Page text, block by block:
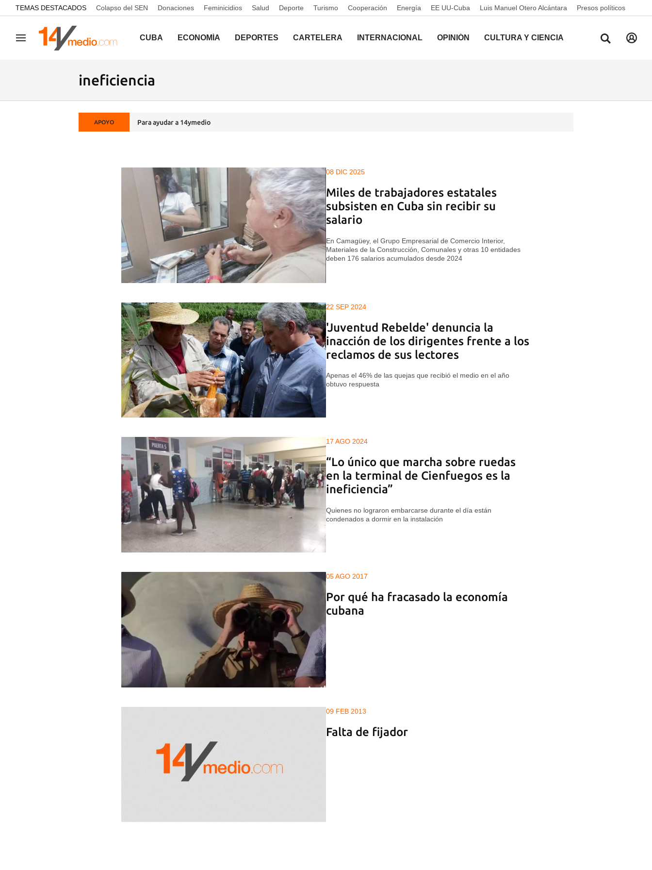
common.go-to-content
TEMAS DESTACADOS Colapso del SEN Donaciones Feminicidios Salud Deporte Turismo Cooperación Energía EE UU-Cuba Luis Manuel Otero Alcántara Presos políticos
Navegación CUBA ECONOMÍA DEPORTES CARTELERA INTERNACIONAL OPINIÓN CULTURA Y CIENCIA
ineficiencia
APOYO Para ayudar a 14ymedio
08 DIC 2025
Miles de trabajadores estatales
subsisten en Cuba sin recibir su
salario
En Camagüey, el Grupo Empresarial de Comercio Interior,
Materiales de la Construcción, Comunales y otras 10 entidades
deben 176 salarios acumulados desde 2024
22 SEP 2024
'Juventud Rebelde' denuncia la
inacción de los dirigentes frente a los
reclamos de sus lectores
Apenas el 46% de las quejas que recibió el medio en el año
obtuvo respuesta
17 AGO 2024
“Lo único que marcha sobre ruedas
en la terminal de Cienfuegos es la
ineficiencia”
Quienes no lograron embarcarse durante el día están
condenados a dormir en la instalación
05 AGO 2017
Por qué ha fracasado la economía
cubana
09 FEB 2013
Falta de fijador